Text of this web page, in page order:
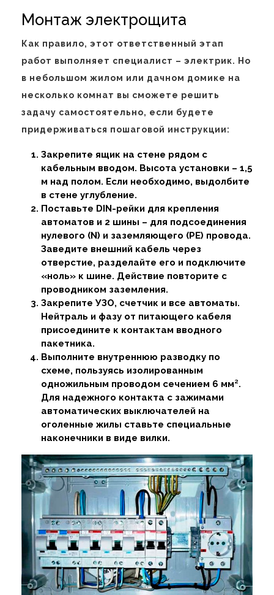
Монтаж электрощита
Как правило, этот ответственный этап
работ выполняет специалист – электрик. Но
в небольшом жилом или дачном домике на
несколько комнат вы сможете решить
задачу самостоятельно, если будете
придерживаться пошаговой инструкции:
Закрепите ящик на стене рядом с
кабельным вводом. Высота установки – 1,5
м над полом. Если необходимо, выдолбите
в стене углубление.
Поставьте DIN-рейки для крепления
автоматов и 2 шины – для подсоединения
нулевого (N) и заземляющего (PE) провода.
Заведите внешний кабель через
отверстие, разделайте его и подключите
«ноль» к шине. Действие повторите с
проводником заземления.
Закрепите УЗО, счетчик и все автоматы.
Нейтраль и фазу от питающего кабеля
присоедините к контактам вводного
пакетника.
Выполните внутреннюю разводку по
схеме, пользуясь изолированным
одножильным проводом сечением 6 мм².
Для надежного контакта с зажимами
автоматических выключателей на
оголенные жилы ставьте специальные
наконечники в виде вилки.